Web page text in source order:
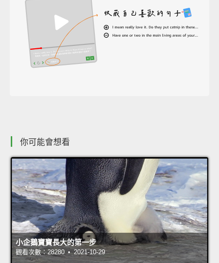
你可能會想看
小企鵝寶寶長大的第一步
觀看次數：28280 • 2021-10-29